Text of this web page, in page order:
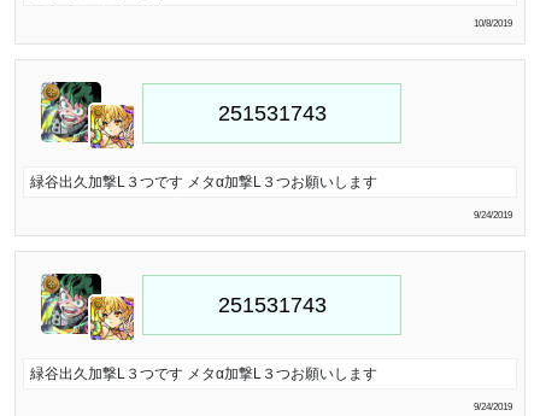
10/8/2019
緑谷出久加撃L３つです メタα加撃L３つお願いします
9/24/2019
緑谷出久加撃L３つです メタα加撃L３つお願いします
9/24/2019